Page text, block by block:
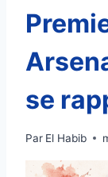
se
Par El Habib